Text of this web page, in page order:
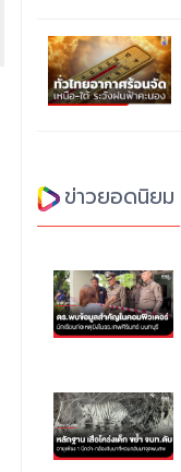
ข่าวยอดนิยม